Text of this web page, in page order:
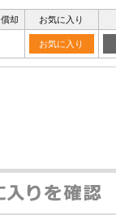
償却 お気に入り
お気に入り